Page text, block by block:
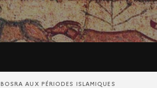
BOSRA AUX PÉRIODES ISLAMIQUES